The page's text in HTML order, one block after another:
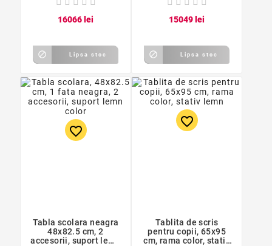
16066 lei
 Lipsa stoc
15049 lei
 Lipsa stoc
favorite_border
Tabla scolara neagra
48x82.5 cm, 2
accesorii, suport lemn
favorite_border
Tablita de scris
pentru copii, 65x95
cm, rama color, stativ